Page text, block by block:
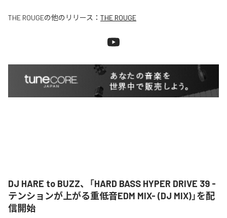
THE ROUGEの他のリリース： THE ROUGE
DJ HARE to BUZZ、「HARD BASS HYPER DRIVE 39 -
テンションが上がる重低音EDM MIX- (DJ MIX)」を配
信開始